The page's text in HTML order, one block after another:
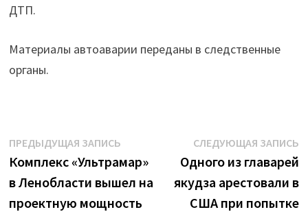
ДТП.
Материалы автоаварии переданы в следственные
органы.
Навигация
по
записям
ПРЕДЫДУЩАЯ ЗАПИСЬПредыдущая
запись:
Комплекс «Ультрамар»
в Ленобласти вышел на
проектную мощность
СЛЕДУЮЩАЯ ЗАПИСЬ
Одного из главарей
якудза арестовали в
США при попытке